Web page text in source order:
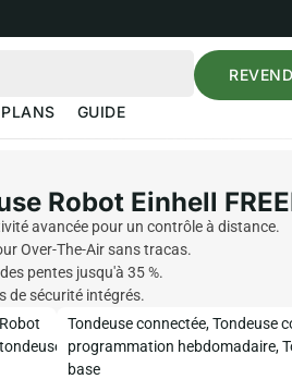
GUIDE
Robot Einhell
avancée pour un contrôle à distance.
Over-The-Air sans tracas.
pentes jusqu'à 35 %.
de sécurité intégrés.
Robot
tondeuse
Tondeuse connectée,Tondeuse
programmation hebdomadaire,
base